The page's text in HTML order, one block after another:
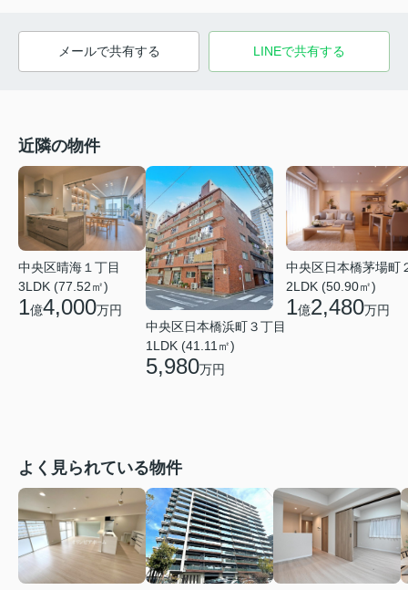
メールで共有する LINEで共有する
近隣の物件
中央区晴海１丁目
3LDK (77.52㎡)
1億4,000万円
中央区日本橋浜町３丁目
1LDK (41.11㎡)
5,980万円
中央区日本橋茅場町
2LDK (50.90㎡)
1億2,480万円
よく見られている物件